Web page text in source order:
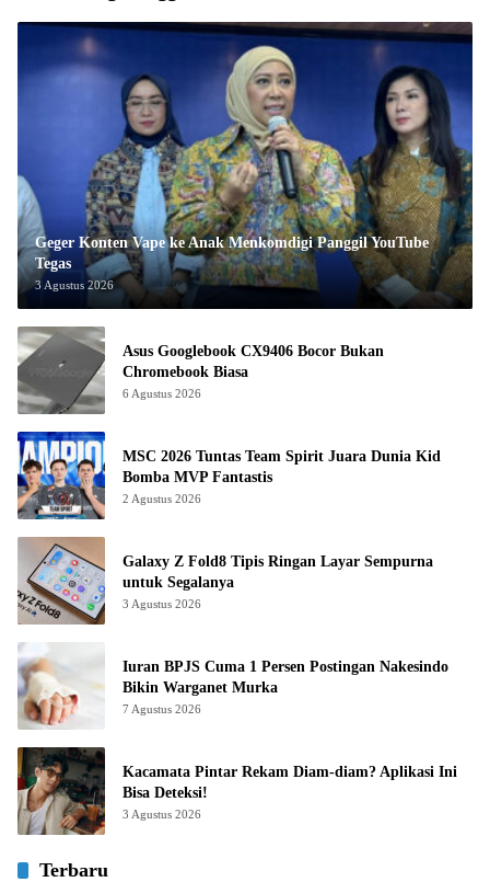
Geger Konten Vape ke Anak Menkomdigi Panggil YouTube
Tegas
3 Agustus 2026
Asus Googlebook CX9406 Bocor Bukan
Chromebook Biasa
6 Agustus 2026
MSC 2026 Tuntas Team Spirit Juara Dunia Kid
Bomba MVP Fantastis
2 Agustus 2026
Galaxy Z Fold8 Tipis Ringan Layar Sempurna
untuk Segalanya
3 Agustus 2026
Iuran BPJS Cuma 1 Persen Postingan Nakesindo
Bikin Warganet Murka
7 Agustus 2026
Kacamata Pintar Rekam Diam-diam? Aplikasi Ini
Bisa Deteksi!
3 Agustus 2026
Terbaru